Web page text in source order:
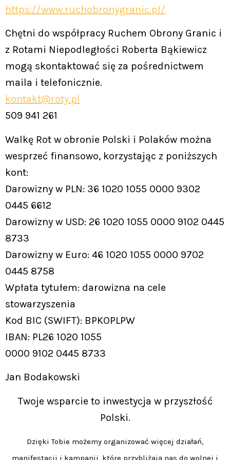
https://www.ruchobronygranic.pl/
Chętni do współpracy Ruchem Obrony Granic i
z Rotami Niepodległości Roberta Bąkiewicz
mogą skontaktować się za pośrednictwem
maila i telefonicznie.
kontakt@roty.pl
509 941 261
Walkę Rot w obronie Polski i Polaków można
wesprzeć finansowo, korzystając z poniższych
kont:
Darowizny w PLN: 36 1020 1055 0000 9302
0445 6612
Darowizny w USD: 26 1020 1055 0000 9102 0445
8733
Darowizny w Euro: 46 1020 1055 0000 9702
0445 8758
Wpłata tytułem: darowizna na cele
stowarzyszenia
Kod BIC (SWIFT): BPKOPLPW
IBAN: PL26 1020 1055
0000 9102 0445 8733
Jan Bodakowski
Twoje wsparcie to inwestycja w przyszłość
Polski.
Dzięki Tobie możemy organizować więcej działań,
manifestacji i kampanii, które przybliżają nas do wolnej i